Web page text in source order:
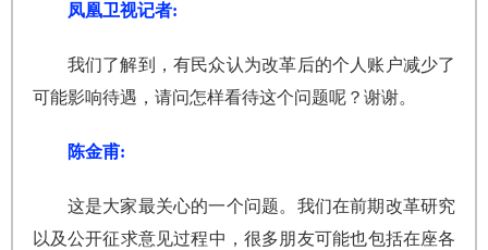
凤凰卫视记者:
我们了解到，有民众认为改革后的个人账户减少了
可能影响待遇，请问怎样看待这个问题呢？谢谢。
陈金甫:
这是大家最关心的一个问题。我们在前期改革研究
以及公开征求意见过程中，很多朋友可能也包括在座各